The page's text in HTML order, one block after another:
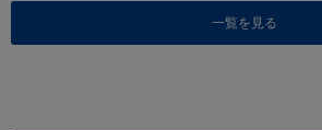
一覧を見る